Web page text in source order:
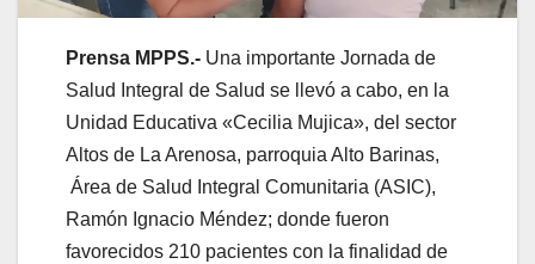
Prensa MPPS.- Una importante Jornada de
Salud Integral de Salud se llevó a cabo, en la
Unidad Educativa «Cecilia Mujica», del sector
Altos de La Arenosa, parroquia Alto Barinas,
Área de Salud Integral Comunitaria (ASIC),
Ramón Ignacio Méndez; donde fueron
favorecidos 210 pacientes con la finalidad de